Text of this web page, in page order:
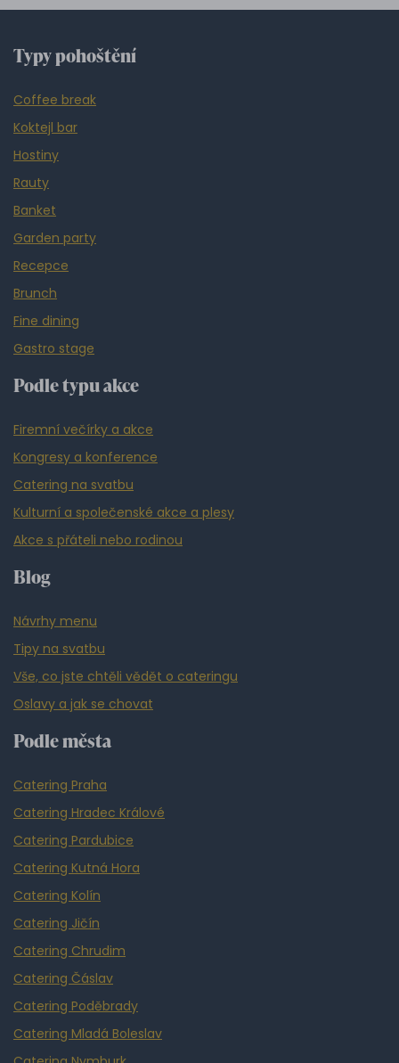
Typy pohoštění
Coffee break
Koktejl bar
Hostiny
Rauty
Banket
Garden party
Recepce
Brunch
Fine dining
Gastro stage
Podle typu akce
Firemní večírky a akce
Kongresy a konference
Catering na svatbu
Kulturní a společenské akce a plesy
Akce s přáteli nebo rodinou
Blog
Návrhy menu
Tipy na svatbu
Vše, co jste chtěli vědět o cateringu
Oslavy a jak se chovat
Podle města
Catering Praha
Catering Hradec Králové
Catering Pardubice
Catering Kutná Hora
Catering Kolín
Catering Jičín
Catering Chrudim
Catering Čáslav
Catering Poděbrady
Catering Mladá Boleslav